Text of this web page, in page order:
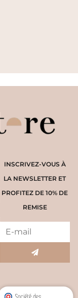
INSCRIVEZ-VOUS À
LA NEWSLETTER ET
PROFITEZ DE 10% DE
REMISE